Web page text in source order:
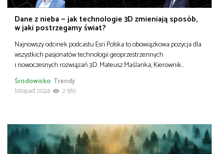
Dane z nieba — jak technologie 3D zmieniają sposób,
w jaki postrzegamy świat?
Najnowszy odcinek podcastu Esri Polska to obowiązkowa pozycja dla
wszystkich pasjonatów technologii geoprzestrzennych
i nowoczesnych rozwiązań 3D. Mateusz Maślanka, Kierownik…
Środowisko Trendy
listopad 2024
2 565